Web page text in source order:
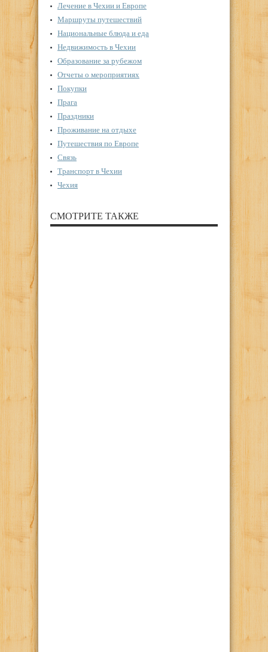
Лечение в Чехии и Европе
Маршруты путешествий
Национальные блюда и еда
Недвижимость в Чехии
Образование за рубежом
Отчеты о мероприятиях
Покупки
Прага
Праздники
Проживание на отдыхе
Путешествия по Европе
Связь
Транспорт в Чехии
Чехия
СМОТРИТЕ ТАКЖЕ